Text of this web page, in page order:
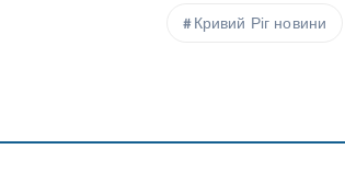
Кривий Ріг новини